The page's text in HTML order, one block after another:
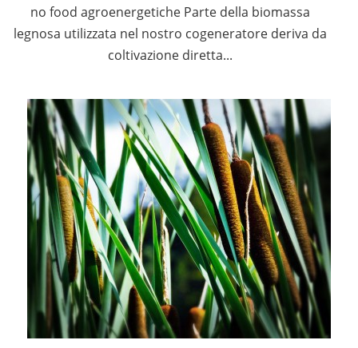
no food agroenergetiche Parte della biomassa
legnosa utilizzata nel nostro cogeneratore deriva da
coltivazione diretta...